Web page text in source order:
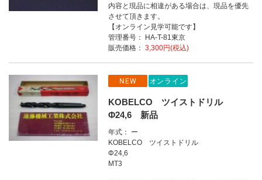
内容と現品に相違がある場合は、現品を優先
させて頂きます。
【オンライン見学可能です】
管理番号： HA-T-81東京
販売価格：3,300円(税込)
NEW オンライン
KOBELCO ツイストドリル
Φ24,6 新品
年式： ー
KOBELCO ツイストドリル
Φ24,6
MT3